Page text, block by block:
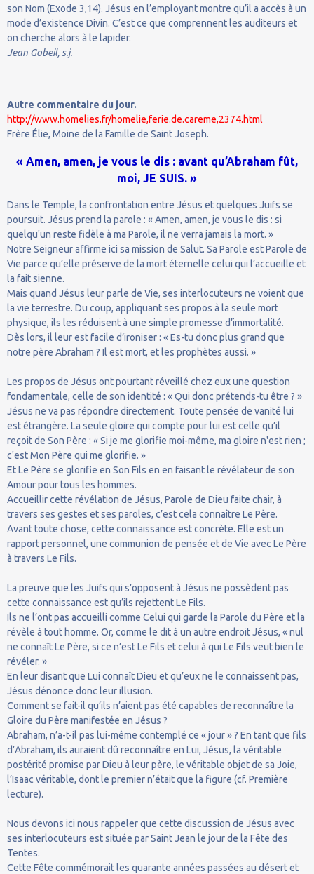
son Nom (Exode 3,14). Jésus en l’employant montre qu’il a accès à un
mode d’existence Divin. C’est ce que comprennent les auditeurs et
on cherche alors à le lapider.
Jean Gobeil, s.j.
Autre commentaire du jour.
http://www.homelies.fr/homelie,ferie.de.careme,2374.html
Frère Élie, Moine de la Famille de Saint Joseph.
« Amen, amen, je vous le dis : avant qu’Abraham fût,
moi, JE SUIS. »
Dans le Temple, la confrontation entre Jésus et quelques Juifs se
poursuit. Jésus prend la parole : « Amen, amen, je vous le dis : si
quelqu'un reste fidèle à ma Parole, il ne verra jamais la mort. »
Notre Seigneur affirme ici sa mission de Salut. Sa Parole est Parole de
Vie parce qu’elle préserve de la mort éternelle celui qui l’accueille et
la fait sienne.
Mais quand Jésus leur parle de Vie, ses interlocuteurs ne voient que
la vie terrestre. Du coup, appliquant ses propos à la seule mort
physique, ils les réduisent à une simple promesse d’immortalité.
Dès lors, il leur est facile d’ironiser : « Es-tu donc plus grand que
notre père Abraham ? Il est mort, et les prophètes aussi. »
Les propos de Jésus ont pourtant réveillé chez eux une question
fondamentale, celle de son identité : « Qui donc prétends-tu être ? »
Jésus ne va pas répondre directement. Toute pensée de vanité lui
est étrangère. La seule gloire qui compte pour lui est celle qu’il
reçoit de Son Père : « Si je me glorifie moi-même, ma gloire n'est rien ;
c'est Mon Père qui me glorifie. »
Et Le Père se glorifie en Son Fils en en faisant le révélateur de son
Amour pour tous les hommes.
Accueillir cette révélation de Jésus, Parole de Dieu faite chair, à
travers ses gestes et ses paroles, c’est cela connaître Le Père.
Avant toute chose, cette connaissance est concrète. Elle est un
rapport personnel, une communion de pensée et de Vie avec Le Père
à travers Le Fils.
La preuve que les Juifs qui s’opposent à Jésus ne possèdent pas
cette connaissance est qu’ils rejettent Le Fils.
Ils ne l’ont pas accueilli comme Celui qui garde la Parole du Père et la
révèle à tout homme. Or, comme le dit à un autre endroit Jésus, « nul
ne connaît Le Père, si ce n’est Le Fils et celui à qui Le Fils veut bien le
révéler. »
En leur disant que Lui connaît Dieu et qu’eux ne le connaissent pas,
Jésus dénonce donc leur illusion.
Comment se fait-il qu’ils n’aient pas été capables de reconnaître la
Gloire du Père manifestée en Jésus ?
Abraham, n’a-t-il pas lui-même contemplé ce « jour » ? En tant que fils
d’Abraham, ils auraient dû reconnaître en Lui, Jésus, la véritable
postérité promise par Dieu à leur père, le véritable objet de sa Joie,
l’Isaac véritable, dont le premier n’était que la figure (cf. Première
lecture).
Nous devons ici nous rappeler que cette discussion de Jésus avec
ses interlocuteurs est située par Saint Jean le jour de la Fête des
Tentes.
Cette Fête commémorait les quarante années passées au désert et